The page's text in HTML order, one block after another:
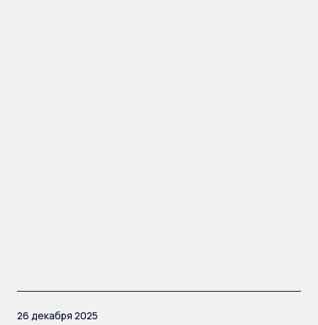
26 декабря 2025